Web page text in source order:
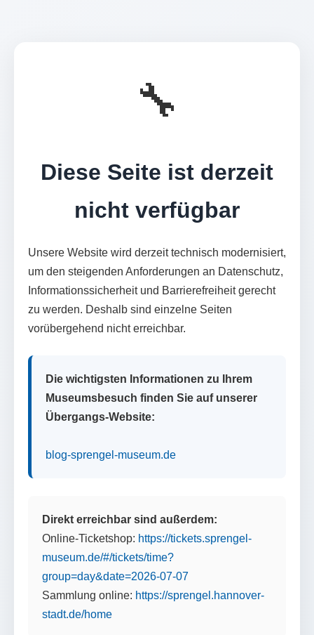
🔧
Diese Seite ist derzeit
nicht verfügbar
Unsere Website wird derzeit technisch modernisiert,
um den steigenden Anforderungen an Datenschutz,
Informationssicherheit und Barrierefreiheit gerecht
zu werden. Deshalb sind einzelne Seiten
vorübergehend nicht erreichbar.
Die wichtigsten Informationen zu Ihrem
Museumsbesuch finden Sie auf unserer
Übergangs-Website:
blog-sprengel-museum.de
Direkt erreichbar sind außerdem:
Online-Ticketshop: https://tickets.sprengel-
museum.de/#/tickets/time?
group=day&date=2026-07-07
Sammlung online: https://sprengel.hannover-
stadt.de/home